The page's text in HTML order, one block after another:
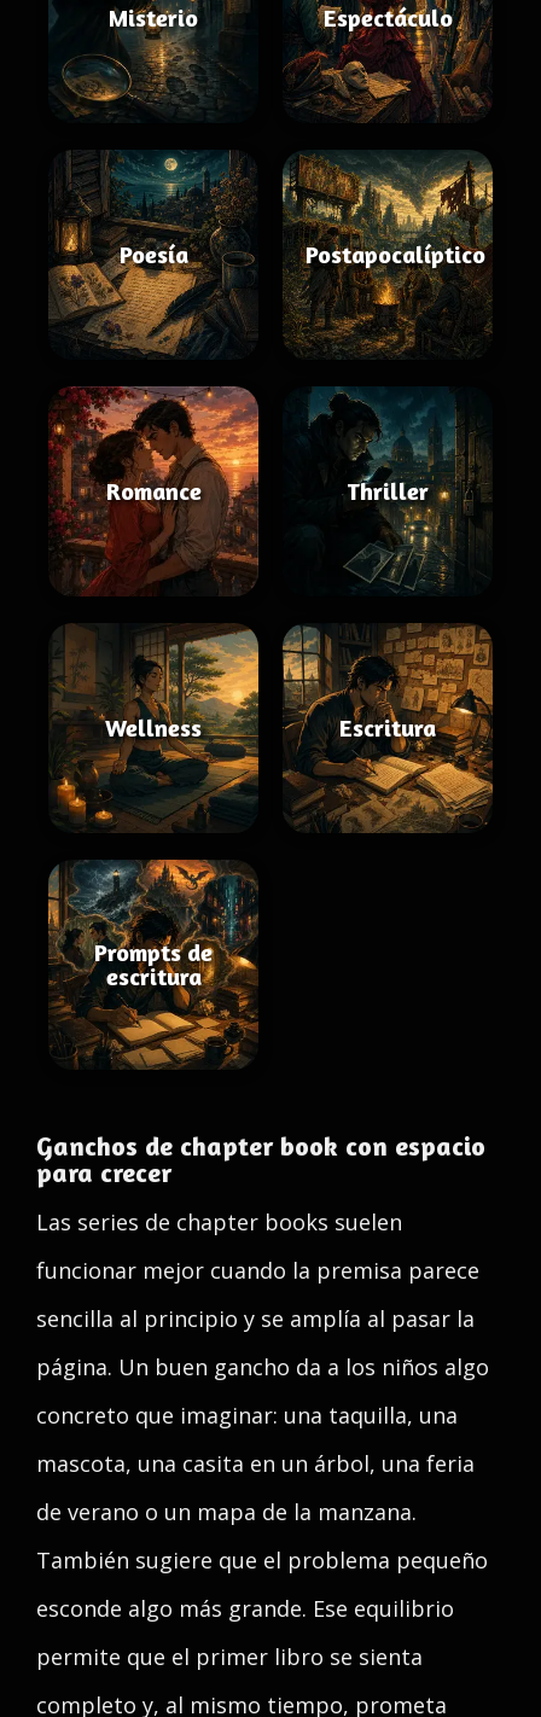
Misterio Espectáculo
Poesía Postapocalíptico
Romance Thriller
Wellness Escritura
Prompts de
escritura
Ganchos de chapter book con espacio
para crecer
Las series de chapter books suelen
funcionar mejor cuando la premisa parece
sencilla al principio y se amplía al pasar la
página. Un buen gancho da a los niños algo
concreto que imaginar: una taquilla, una
mascota, una casita en un árbol, una feria
de verano o un mapa de la manzana.
También sugiere que el problema pequeño
esconde algo más grande. Ese equilibrio
permite que el primer libro se sienta
completo y, al mismo tiempo, prometa